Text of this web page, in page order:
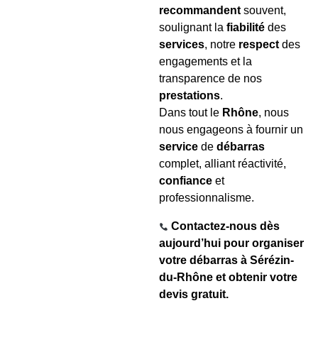
recommandent souvent,
soulignant la fiabilité des
services, notre respect des
engagements et la
transparence de nos
prestations.
Dans tout le Rhône, nous
nous engageons à fournir un
service de débarras
complet, alliant réactivité,
confiance et
professionnalisme.
Contactez-nous dès
aujourd’hui pour organiser
votre débarras à Sérézin-
du-Rhône et obtenir votre
devis gratuit.